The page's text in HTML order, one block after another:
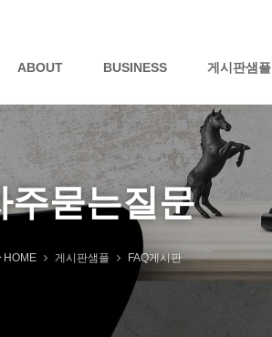
ABOUT BUSINESS 게시판샘플
주묻는질문
HOME 게시판샘플 FAQ게시판